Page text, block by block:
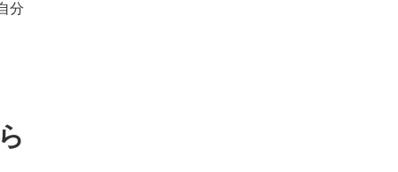
分